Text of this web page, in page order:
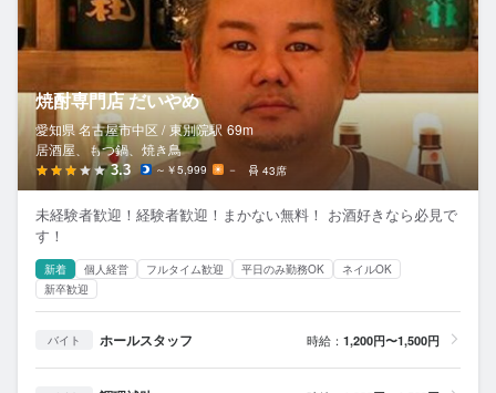
焼酎専門店 だいやめ
愛知県 名古屋市中区 / 東別院駅 69m
居酒屋、もつ鍋、焼き鳥
3.3 ～￥5,999 － 43席
未経験者歓迎！経験者歓迎！まかない無料！ お酒好きなら必見で
す！
新着 個人経営 フルタイム歓迎 平日のみ勤務OK
ネイルOK
新卒歓迎
バイト ホールスタッフ 時給： 1,200円〜1,500円